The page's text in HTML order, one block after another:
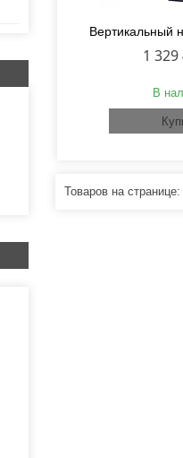
Вертикальный
1 329
В